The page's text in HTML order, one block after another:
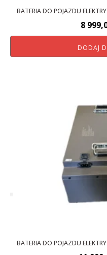
BATERIA DO POJAZDU
8
DODAJ
BATERIA DO POJAZDU